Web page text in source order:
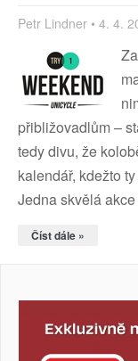
Petr Lindner 4. 4.
přibližovadlům –
tedy divu, že
kalendář, kdežto
Jedna skvělá
Číst dále »